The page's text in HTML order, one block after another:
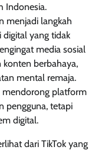
Indonesia.
menjadi langkah
digital yang tidak
media sosial
konten berbahaya,
mental remaja.
mendorong platform
pengguna, tetapi
digital.
dari TikTok yang